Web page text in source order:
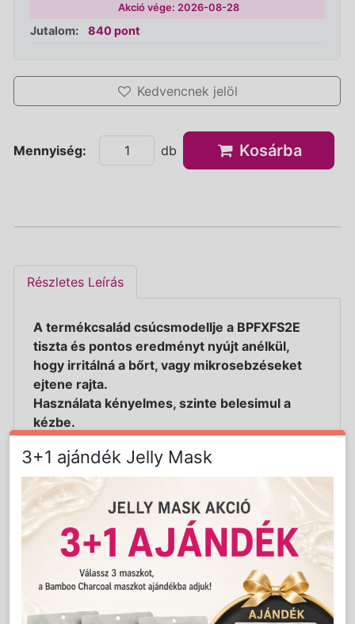
Akció vége: 2026-08-28
Jutalom: 840 pont
Kedvencnek jelöl
Mennyiség: db Kosárba
Részletes Leírás
A termékcsalád csúcsmodellje a BPFXFS2E
tiszta és pontos eredményt nyújt anélkül,
hogy irritálná a bőrt, vagy mikrosebzéseket
ejtene rajta.
Használata kényelmes, szinte belesimul a
kézbe.
Az elektromos borotva teljes fém borítással
rendelkezik, mely elegáns és ellenálló a külső
behatásokkal szemben.
A borotvafej bármikor egyszerűen levehető a
rendszeres karbantartás és tisztítás
megkönnyítése érdekében.
Az eszköz nem csak a már megvágott haj és
hajvonal kitisztázásában, hanem akár a haj
leborotválásában is partner.
3+1 ajándék Jelly Mask